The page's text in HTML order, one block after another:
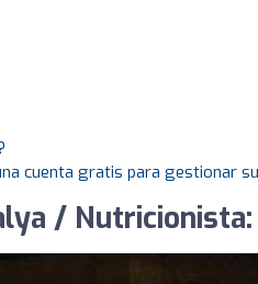
cuenta gratis para gestionar
/ Nutricionista: